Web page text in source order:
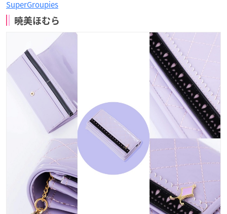
SuperGroupies
暁美ほむら